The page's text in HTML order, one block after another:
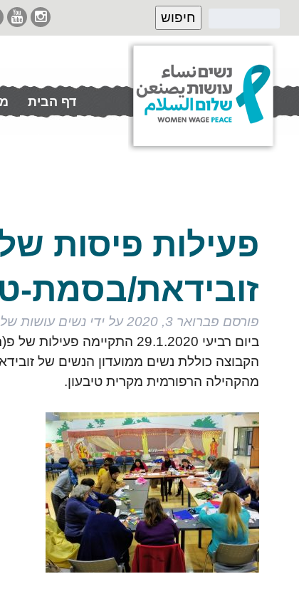
דף הבית
פעילות פיסות
זובידאת/בסמת-
פורסם פברואר 3, 2020 על ידי נשים עושות
ביום רביעי 29.1.2020 התקיימה פעילות של פ(ר)יסות שלום של קבוצת "חיים משותפים".
הקבוצה כוללת נשים ממועדון הנשים של
מהקהילה הרפורמית מקרית טיבעון.